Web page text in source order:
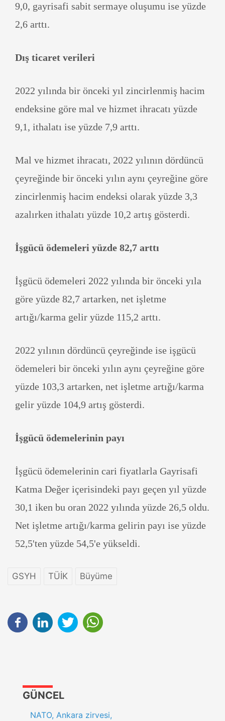
9,0, gayrisafi sabit sermaye oluşumu ise yüzde
2,6 arttı.
Dış ticaret verileri
2022 yılında bir önceki yıl zincirlenmiş hacim
endeksine göre mal ve hizmet ihracatı yüzde
9,1, ithalatı ise yüzde 7,9 arttı.
Mal ve hizmet ihracatı, 2022 yılının dördüncü
çeyreğinde bir önceki yılın aynı çeyreğine göre
zincirlenmiş hacim endeksi olarak yüzde 3,3
azalırken ithalatı yüzde 10,2 artış gösterdi.
İşgücü ödemeleri yüzde 82,7 arttı
İşgücü ödemeleri 2022 yılında bir önceki yıla
göre yüzde 82,7 artarken, net işletme
artığı/karma gelir yüzde 115,2 arttı.
2022 yılının dördüncü çeyreğinde ise işgücü
ödemeleri bir önceki yılın aynı çeyreğine göre
yüzde 103,3 artarken, net işletme artığı/karma
gelir yüzde 104,9 artış gösterdi.
İşgücü ödemelerinin payı
İşgücü ödemelerinin cari fiyatlarla Gayrisafi
Katma Değer içerisindeki payı geçen yıl yüzde
30,1 iken bu oran 2022 yılında yüzde 26,5 oldu.
Net işletme artığı/karma gelirin payı ise yüzde
52,5'ten yüzde 54,5'e yükseldi.
GSYH TÜİK Büyüme
GÜNCEL
NATO, Ankara zirvesi,